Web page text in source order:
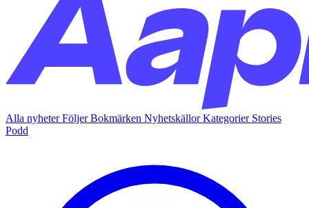
Alla nyheterFöljerBokmärken NyhetskällorKategorier Stories
Podd